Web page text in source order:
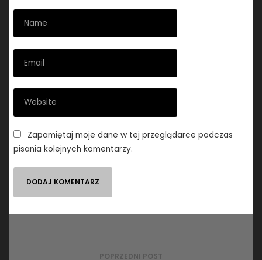
Zapamiętaj moje dane w tej przeglądarce podczas
pisania kolejnych komentarzy.
POPRZEDNI POST